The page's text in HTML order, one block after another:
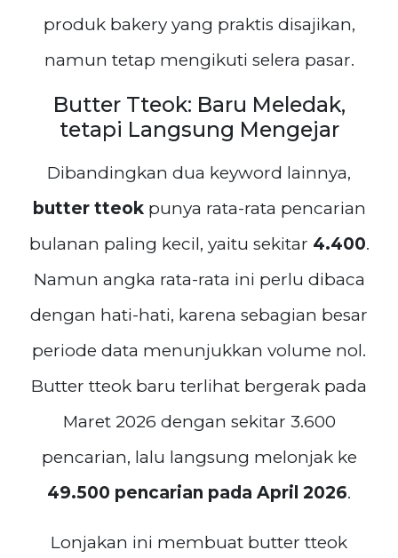
produk bakery yang praktis disajikan,
namun tetap mengikuti selera pasar.
Butter Tteok: Baru Meledak,
tetapi Langsung Mengejar
Dibandingkan dua keyword lainnya,
butter tteokpunya rata-rata pencarian
bulanan paling kecil, yaitu sekitar 4.400.
Namun angka rata-rata ini perlu dibaca
dengan hati-hati, karena sebagian besar
periode data menunjukkan volume nol.
Butter tteok baru terlihat bergerak pada
Maret 2026 dengan sekitar 3.600
pencarian, lalu langsung melonjak ke
49.500 pencarian pada April 2026.
Lonjakan ini membuat butter tteok